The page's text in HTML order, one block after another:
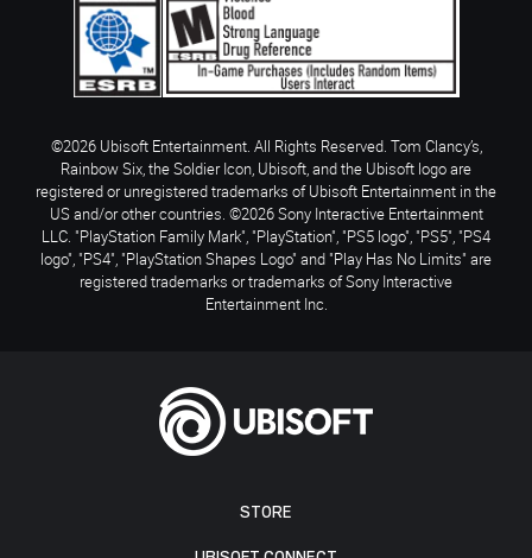
STORE
©2026 Ubisoft Entertainment. All Rights Reserved. Tom Clancy’s,
Rainbow Six, the Soldier Icon, Ubisoft, and the Ubisoft logo are
registered or unregistered trademarks of Ubisoft Entertainment in the
US and/or other countries. ©2026 Sony Interactive Entertainment
LLC. "PlayStation Family Mark", "PlayStation", "PS5 logo", "PS5", "PS4
logo", "PS4", "PlayStation Shapes Logo" and "Play Has No Limits" are
registered trademarks or trademarks of Sony Interactive
Entertainment Inc.